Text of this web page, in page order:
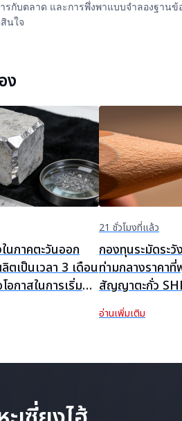
กับตลาด และการพึ่งพาแบบจำลองฐาน
นใจ
ง
นภาคตะวันออก
ตเป็นเวลา 3 เดือน
กาสในการเริ่ม
กำหนด
21 ชั่วโมงที่แล้ว
กองทุนระมัดระวั
ท่ามกลางราคา
สัญญาตะกั่ว
น้อยในวันนี้ [สรุป
หน้า]
อ่านเพิ่มเติม